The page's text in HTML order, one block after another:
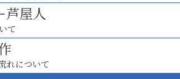
芦屋人
て
れについて